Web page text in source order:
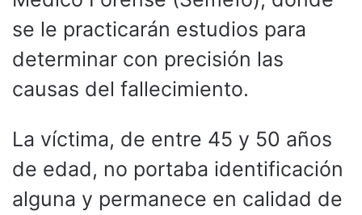
se le practicarán estudios para
determinar con precisión las
causas del fallecimiento.
La víctima, de entre 45 y 50 años
de edad, no portaba identificación
alguna y permanece en calidad de